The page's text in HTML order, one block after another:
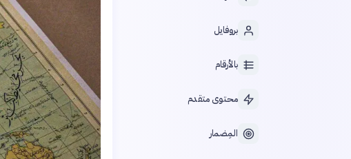
بروفايل
بالأرقام
محتوى متقدم
المِضمار